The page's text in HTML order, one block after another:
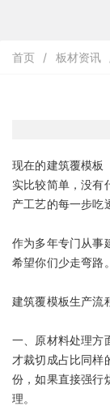
首页 / 板材资讯
现在的建筑覆模板
实比较简单，没有
产工艺的每一步吃
作为多年专门从事
希望你们少走弯路。
建筑覆模板生产流
一、原材料处理方
才裁切成占比同样
份，如果直接强行
理。